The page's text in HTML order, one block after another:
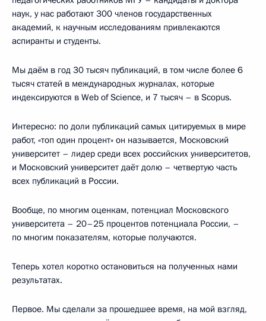
наук, у нас работают 300 членов государственных
академий, к научным исследованиям привлекаются
аспиранты и студенты.
Мы даём в год 30 тысяч публикаций, в том числе более 6
тысяч статей в международных журналах, которые
индексируются в Web of Science, и 7 тысяч – в Scopus.
Интересно: по доли публикаций самых цитируемых в мире
работ, «топ один процент» он называется, Московский
университет – лидер среди всех российских университетов,
и Московский университет даёт долю – четвертую часть
всех публикаций в России.
Вообще, по многим оценкам, потенциал Московского
университета – 20–25 процентов потенциала России, –
по многим показателям, которые получаются.
Теперь хотел коротко остановиться на полученных нами
результатах.
Первое. Мы сделали за прошедшее время, на мой взгляд,